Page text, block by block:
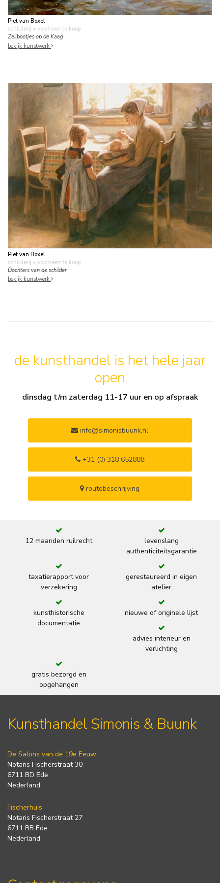
Piet van Boxel
schilderij • voorheen te koop
Zeilbootjes op de Kaag
bekijk kunstwerk
Piet van Boxel
schilderij • voorheen te koop
Dochters van de schilder
bekijk kunstwerk
de kunsthandel is het hele jaar
open
dinsdag t/m zaterdag 11-17 uur en op afspraak
info@simonisbuunk.nl
+31 (0) 318 652888
routebeschrijving
12 maanden ruilrecht
levenslang
authenticiteitsgarantie
taxatierapport voor
verzekering
gerestaureerd in eigen
atelier
kunsthistorische
documentatie
nieuwe of originele lijst
advies interieur en
verlichting
gratis bezorgd en
opgehangen
Kunsthandel Simonis & Buunk
De Salons van de 19e Eeuw
Notaris Fischerstraat 30
6711 BD Ede
Nederland
Fischerhuis
Notaris Fischerstraat 27
6711 BB Ede
Nederland